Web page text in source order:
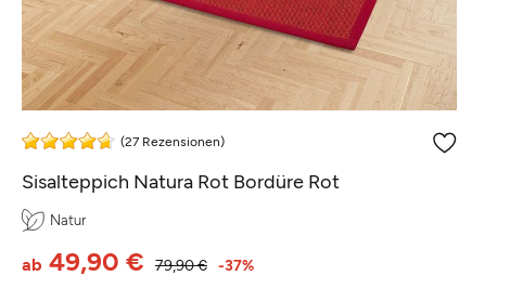
(27 Rezensionen)
Sisalteppich Natura Rot Bordüre Rot
Natur
79,90 €
ab 49,90 € -37%